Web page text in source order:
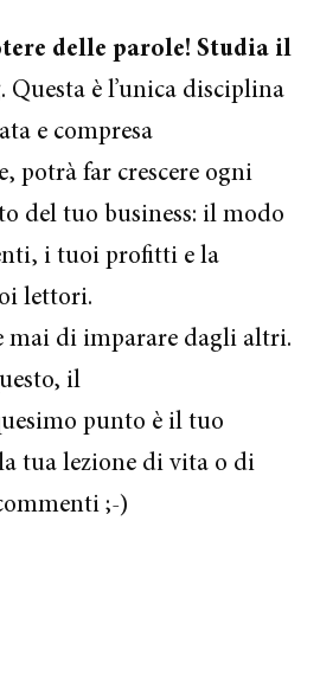
delle parole! Studia il
. Questa è l’unica disciplina
e compresa
potrà far crescere ogni
del tuo business: il modo
i tuoi profitti e la
lettori.
mai di imparare dagli altri.
il
punto è il tuo
tua lezione di vita o di
;-)